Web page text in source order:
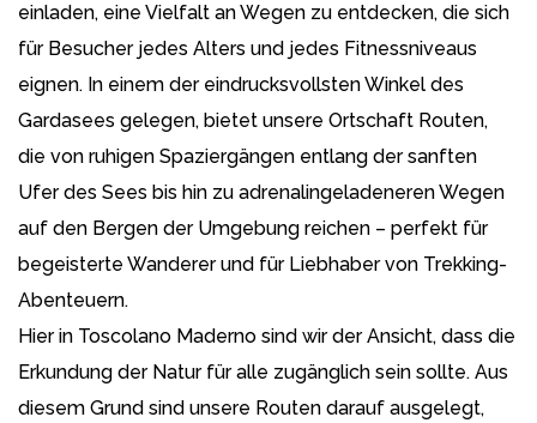
einladen, eine Vielfalt an Wegen zu entdecken, die sich
für Besucher jedes Alters und jedes Fitnessniveaus
eignen. In einem der eindrucksvollsten Winkel des
Gardasees gelegen, bietet unsere Ortschaft Routen,
die von ruhigen Spaziergängen entlang der sanften
Ufer des Sees bis hin zu adrenalingeladeneren Wegen
auf den Bergen der Umgebung reichen – perfekt für
begeisterte Wanderer und für Liebhaber von Trekking-
Abenteuern.
Hier in Toscolano Maderno sind wir der Ansicht, dass die
Erkundung der Natur für alle zugänglich sein sollte. Aus
diesem Grund sind unsere Routen darauf ausgelegt,